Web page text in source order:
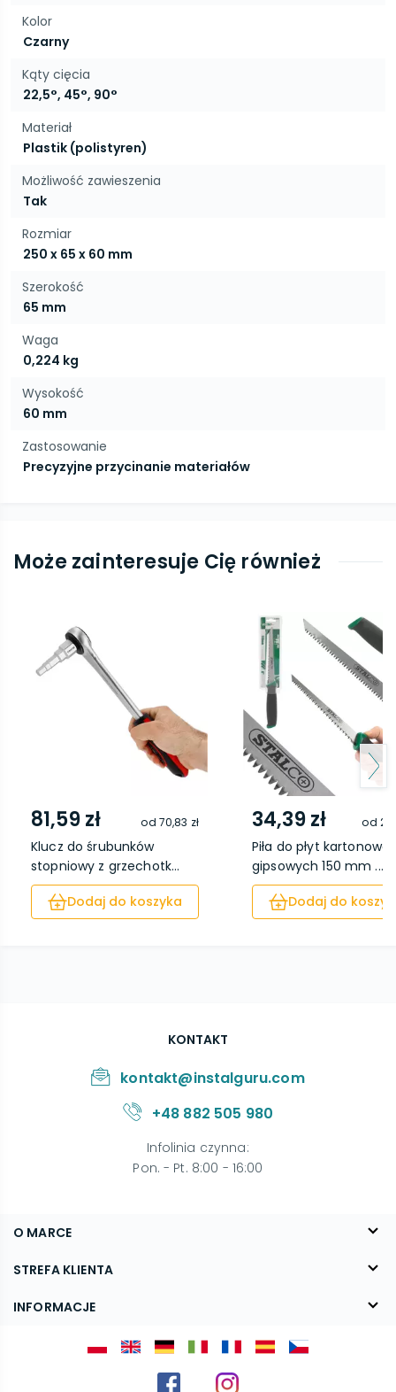
Kolor
Czarny
Kąty cięcia
22,5°, 45°, 90°
Materiał
Plastik (polistyren)
Możliwość zawieszenia
Tak
Rozmiar
250 x 65 x 60 mm
Szerokość
65 mm
Waga
0,224 kg
Wysokość
60 mm
Zastosowanie
Precyzyjne przycinanie materiałów
Może zainteresuje Cię również
81,59 zł od 70,83 zł
Klucz do śrubunków
stopniowy z grzechotk...
Dodaj do koszyka
34,39 zł od
Piła do płyt
gipsowych 150 mm ...
Dodaj do
O MARCE
O nas
Blog
STREFA KLIENTA
FAQ
INFORMACJE
KONTAKT
kontakt@instalguru.com
+48 882 505 980
Infolinia czynna:
Pon. - Pt. 8:00 - 16:00